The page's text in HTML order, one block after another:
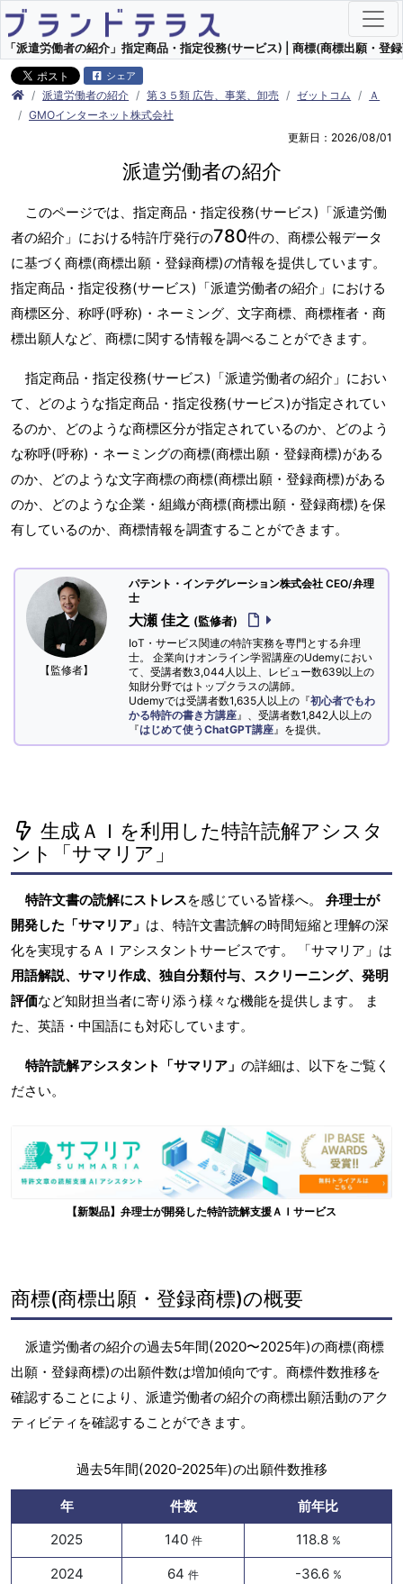
「派遣労働者の紹介」指定商品・指定役務(サービス) | 商標(商標出願・登
シェア
派遣労働者の紹介 第３５類 広告、事業、卸売 ゼットコム
Ａ
GMOインターネット株式会社
更新日：2026/08/01
派遣労働者の紹介
このページでは、指定商品・指定役務(サービス)「派遣労働
者の紹介」における特許庁発行の780件の、商標公報データ
に基づく商標(商標出願・登録商標)の情報を提供しています。
指定商品・指定役務(サービス)「派遣労働者の紹介」における
商標区分、称呼(呼称)・ネーミング、文字商標、商標権者・商
標出願人など、商標に関する情報を調べることができます。
指定商品・指定役務(サービス)「派遣労働者の紹介」におい
て、どのような指定商品・指定役務(サービス)が指定されてい
るのか、どのような商標区分が指定されているのか、どのよう
な称呼(呼称)・ネーミングの商標(商標出願・登録商標)がある
のか、どのような文字商標の商標(商標出願・登録商標)がある
のか、どのような企業・組織が商標(商標出願・登録商標)を保
有しているのか、商標情報を調査することができます。
【監修者】
パテント・インテグレーション株式会社 CEO/弁理
士
大瀬 佳之 (監修者)
IoT・サービス関連の特許実務を専門とする弁理
士。 企業向けオンライン学習講座のUdemyにおい
て、受講者数3,044人以上、レビュー数639以上の
知財分野ではトップクラスの講師。
Udemyでは受講者数1,635人以上の『初心者でもわ
かる特許の書き方講座 』、受講者数1,842人以上の
『はじめて使うChatGPT講座 』を提供。
生成ＡＩを利用した特許読解アシスタ
ント「サマリア」
特許文書の読解にストレスを感じている皆様へ。 弁理士が
開発した「サマリア」 は、特許文書読解の時間短縮と理解の深
化を実現するＡＩアシスタントサービスです。 「サマリア」は
用語解説、サマリ作成、独自分類付与、スクリーニング、発明
評価など知財担当者に寄り添う様々な機能を提供します。 ま
た、英語・中国語にも対応しています。
特許読解アシスタント「サマリア」 の詳細は、以下をご覧く
ださい。
【新製品】弁理士が開発した特許読解支援ＡＩサービス
商標(商標出願・登録商標)の概要
派遣労働者の紹介の過去5年間(2020〜2025年)の商標(商標
出願・登録商標)の出願件数は増加傾向です。商標件数推移を
確認することにより、派遣労働者の紹介の商標出願活動のアク
ティビティを確認することができます。
過去5年間(2020-2025年)の出願件数推移
年 件数
前年比
2025
140 件 118.8 %
2024 64 件 -36.6 %